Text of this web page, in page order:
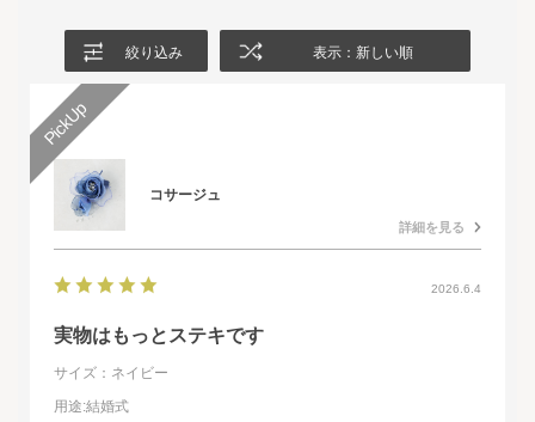
絞り込み 表示：新しい順
コサージュ
詳細を見る
2026.6.4
実物はもっとステキです
サイズ：ネイビー
用途:結婚式